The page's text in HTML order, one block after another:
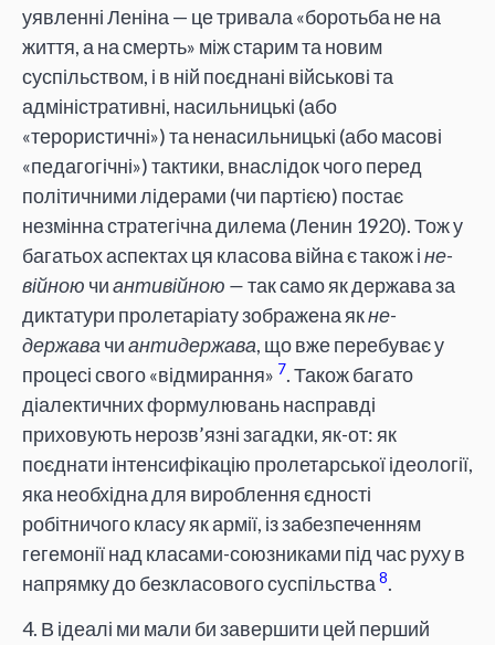
уявленні Леніна — це тривала «боротьба не на
життя, а на смерть» між старим та новим
суспільством, і в ній поєднані військові та
адміністративні, насильницькі (або
«терористичні») та ненасильницькі (або масові
«педагогічні») тактики, внаслідок чого перед
політичними лідерами (чи партією) постає
незмінна стратегічна дилема (Ленин 1920). Тож у
багатьох аспектах ця класова війна є також іне-
війною чиантивійною —так само як держава за
диктатури пролетаріату зображена якне-
держава чиантидержава, що вже перебуває у
процесі свого «відмирання» 7. Також багато
діалектичних формулювань насправді
приховують нерозв’язні загадки, як-от: як
поєднати інтенсифікацію пролетарської ідеології,
яка необхідна для вироблення єдності
робітничого класу як армії, із забезпеченням
гегемонії над класами-союзниками під час руху в
напрямку до безкласового суспільства 8.
4. В ідеалі ми мали би завершити цей перший